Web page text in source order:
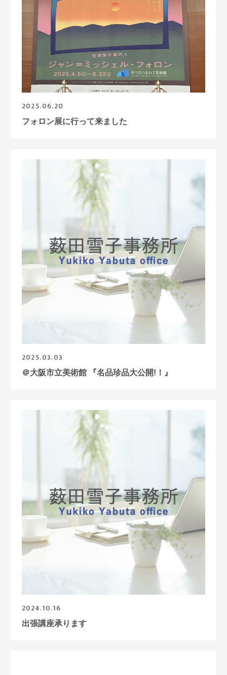
2025.06.20
フォロン展に行って来ました
2025.03.03
＠大阪市立美術館 『名品珍品大公開!！』
2024.10.16
出張講座承ります